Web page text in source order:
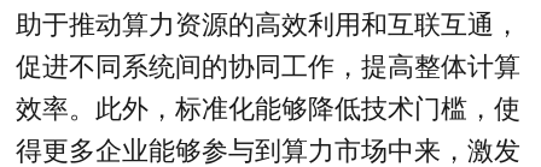
助于推动算力资源的高效利用和互联互通，
促进不同系统间的协同工作，提高整体计算
效率。此外，标准化能够降低技术门槛，使
得更多企业能够参与到算力市场中来，激发